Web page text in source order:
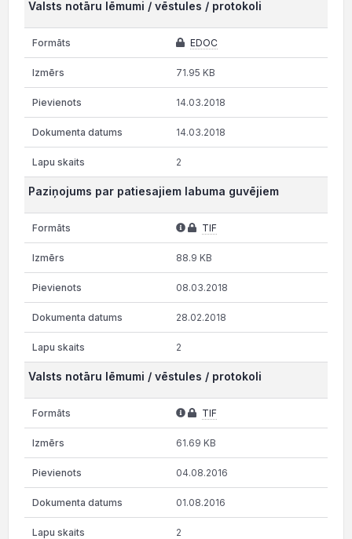
Valsts notāru lēmumi / vēstules / protokoli
EDOC
71.95 KB
14.03.2018
14.03.2018
2
Paziņojums par patiesajiem labuma guvējiem
TIF
88.9 KB
08.03.2018
28.02.2018
2
Valsts notāru lēmumi / vēstules / protokoli
TIF
61.69 KB
04.08.2016
01.08.2016
2